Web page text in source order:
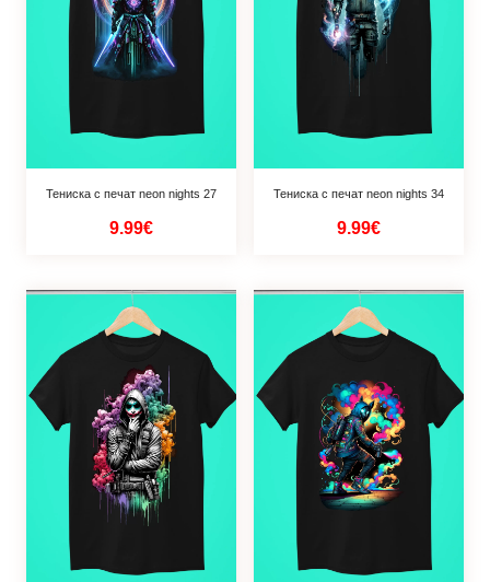
Тениска с печат neon nights 27
9.99€
Тениска с печат neon nights 34
9.99€